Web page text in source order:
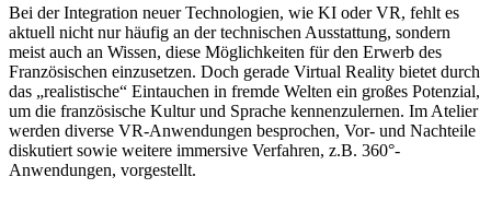
Bei der Integration neuer Technologien, wie KI oder VR, fehlt es
aktuell nicht nur häufig an der technischen Ausstattung, sondern
meist auch an Wissen, diese Möglichkeiten für den Erwerb des
Französischen einzusetzen. Doch gerade Virtual Reality bietet durch
das „realistische“ Eintauchen in fremde Welten ein großes Potenzial,
um die französische Kultur und Sprache kennenzulernen. Im Atelier
werden diverse VR-Anwendungen besprochen, Vor- und Nachteile
diskutiert sowie weitere immersive Verfahren, z.B. 360°-
Anwendungen, vorgestellt.